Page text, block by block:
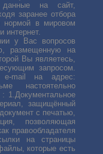
данные на сайт,
заранее отбора
нормой в мировом
интернет.
у Вас вопросов
размещенную на
Вы являетесь,
запросом.
е-mail на адрес:
настоятельно
: 1.Документальное
защищённый
с печатью,
позволяющая
правообладателя
на страницы
которые есть